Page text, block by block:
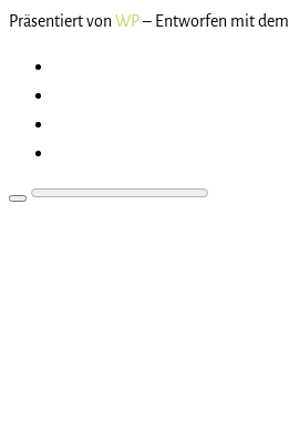
Präsentiert von WP– Entworfen mit dem